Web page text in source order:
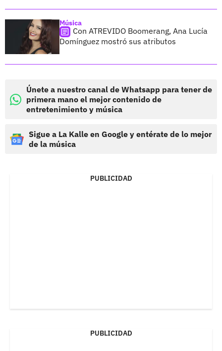
Música
Con ATREVIDO Boomerang, Ana Lucía
Domínguez mostró sus atributos
Únete a nuestro canal de Whatsapp para tener de
primera mano el mejor contenido de
entretenimiento y música
Sigue a La Kalle en Google y entérate de lo mejor
de la música
PUBLICIDAD
PUBLICIDAD